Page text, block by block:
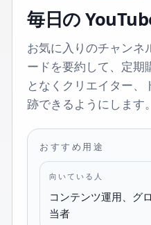
毎日の
お気に入りのチャンネ
ードを要約して、定期
となくクリエイター、
跡できるようにします。
おすすめ用途
向いている人
コンテンツ運用、グ
当者